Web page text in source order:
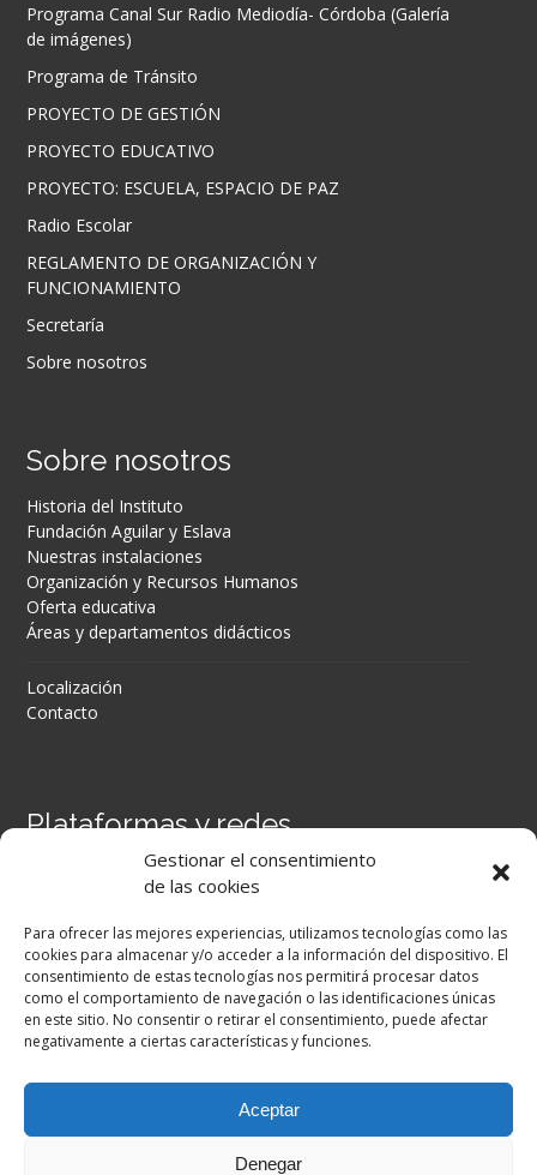
Gestionar el consentimiento
de las cookies
Para ofrecer las mejores experiencias, utilizamos tecnologías como las
cookies para almacenar y/o acceder a la información del dispositivo. El
consentimiento de estas tecnologías nos permitirá procesar datos
como el comportamiento de navegación o las identificaciones únicas
en este sitio. No consentir o retirar el consentimiento, puede afectar
negativamente a ciertas características y funciones.
Aceptar
Denegar
Programa Canal Sur Radio Mediodía- Córdoba (Galería
de imágenes)
Programa de Tránsito
PROYECTO DE GESTIÓN
PROYECTO EDUCATIVO
PROYECTO: ESCUELA, ESPACIO DE PAZ
Radio Escolar
REGLAMENTO DE ORGANIZACIÓN Y
FUNCIONAMIENTO
Secretaría
Sobre nosotros
Sobre nosotros
Historia del Instituto
Fundación Aguilar y Eslava
Nuestras instalaciones
Organización y Recursos Humanos
Oferta educativa
Áreas y departamentos didácticos
Localización
Contacto
Plataformas y redes
Secretaría Virtual
Facebook